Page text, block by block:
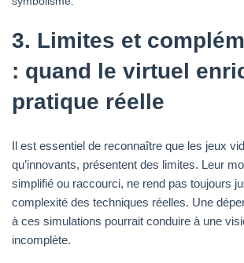
3. Limites et
: quand le virtuel
pratique réelle
Il est essentiel de reconnaître que les jeux
qu’innovants, présentent des limites. Leur
simplifié ou raccourci, ne rend pas toujours
complexité des techniques réelles. Une
à ces simulations pourrait conduire à une
incomplète.